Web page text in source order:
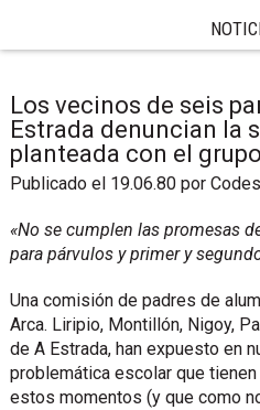
Los vecinos de seis
Estrada denuncian la
planteada con el
Publicado el 19.06.80 por
«No se cumplen las promesas
para párvulos y primer y
Una comisión de padres de
Arca. Liripio, Montillón, Nigoy,
de A Estrada, han expuesto en
problemática escolar que
estos momentos (y que como